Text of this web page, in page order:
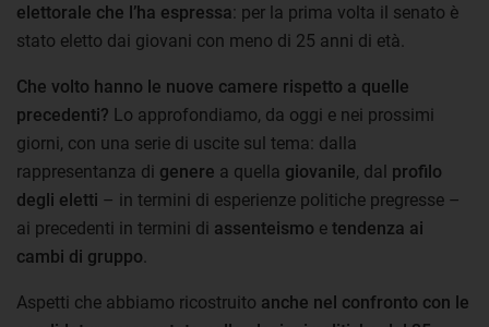
elettorale che l’ha espressa: per la prima volta il senato è
stato eletto dai giovani con meno di 25 anni di età.
Che volto hanno le nuove camere rispetto a quelle
precedenti? Lo approfondiamo, da oggi e nei prossimi
giorni, con una serie di uscite sul tema: dalla
rappresentanza di genere a quella giovanile, dal profilo
degli eletti – in termini di esperienze politiche pregresse –
ai precedenti in termini di assenteismo e tendenza ai
cambi di gruppo
Aspetti che abbiamo ricostruito anche nel confronto con le